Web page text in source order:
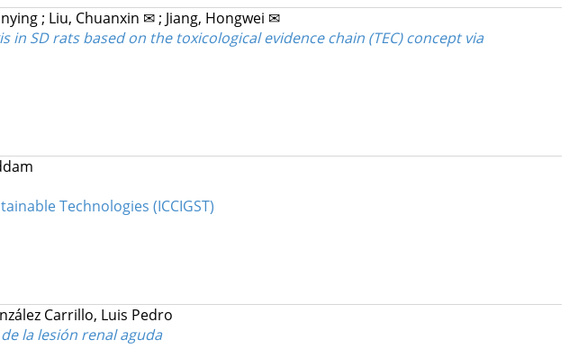
; Liu, Chuanxin ✉; Jiang, Hongwei ✉
SD rats based on the toxicological evidence chain (TEC) concept via
Technologies (ICCIGST)
Carrillo, Luis Pedro
la lesión renal aguda